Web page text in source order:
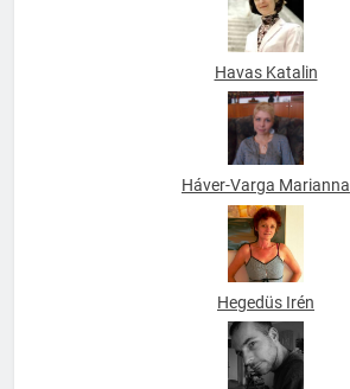
Havas Katalin
Háver-Varga Marianna
Hegedüs Irén